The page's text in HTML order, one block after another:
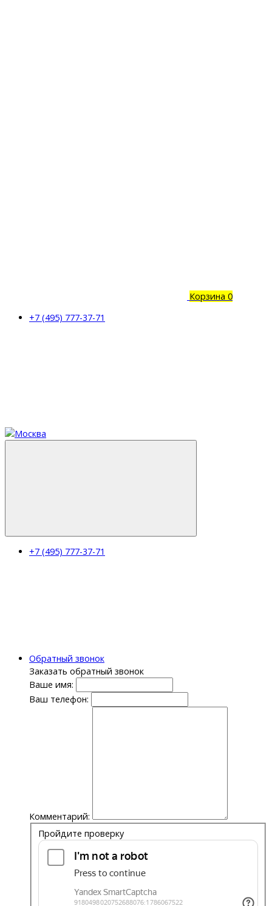
Корзина 0
+7 (495) 777-37-71
+7 (495) 777-37-71
Обратный звонок
Заказать обратный звонок
Ваше имя:
Ваш телефон:
Комментарий:
Пройдите проверку